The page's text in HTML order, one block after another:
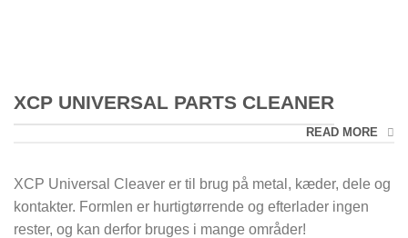
XCP UNIVERSAL PARTS CLEANER
READ MORE
XCP Universal Cleaver er til brug på metal, kæder, dele og
kontakter. Formlen er hurtigtørrende og efterlader ingen
rester, og kan derfor bruges i mange områder!